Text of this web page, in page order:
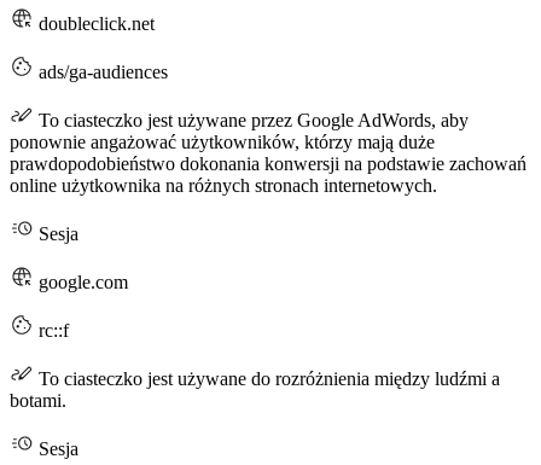
doubleclick.net
ads/ga-audiences
To ciasteczko jest używane przez Google AdWords, aby
ponownie angażować użytkowników, którzy mają duże
prawdopodobieństwo dokonania konwersji na podstawie zachowań
online użytkownika na różnych stronach internetowych.
Sesja
google.com
rc::f
To ciasteczko jest używane do rozróżnienia między ludźmi a
botami.
Sesja